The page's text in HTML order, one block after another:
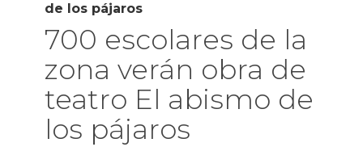
de los pájaros
700 escolares de la
zona verán obra de
teatro El abismo de
los pájaros